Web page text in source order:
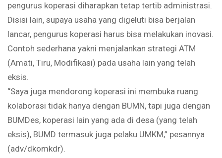
pengurus koperasi diharapkan tetap tertib administrasi.
Disisi lain, supaya usaha yang digeluti bisa berjalan
lancar, pengurus koperasi harus bisa melakukan inovasi.
Contoh sederhana yakni menjalankan strategi ATM
(Amati, Tiru, Modifikasi) pada usaha lain yang telah
eksis.
“Saya juga mendorong koperasi ini membuka ruang
kolaborasi tidak hanya dengan BUMN, tapi juga dengan
BUMDes, koperasi lain yang ada di desa (yang telah
eksis), BUMD termasuk juga pelaku UMKM,” pesannya
(adv/dkomkdr).